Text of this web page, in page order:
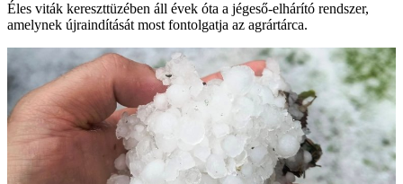
Éles viták kereszttüzében áll évek óta a jégeső-elhárító rendszer,
amelynek újraindítását most fontolgatja az agrártárca.